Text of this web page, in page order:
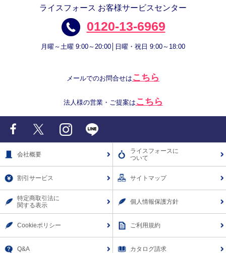
ライスフォース お客様サービスセンター
0120-13-6969
月曜～土曜 9:00～20:00│日曜・祝日 9:00～18:00
メールでのお問合せは こちら
法人様の営業・ご提案は こちら
Facebook
会社概要
ライスフォースに
ついて
割引サービス サイトマップ
特定商取引法に
関する表示
個人情報保護方針
Cookieポリシー ご利用規約
Q&A カタログ請求